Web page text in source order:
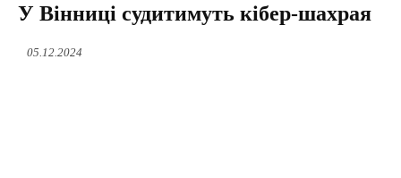
У Вінниці судитимуть кібер-шахрая
05.12.2024